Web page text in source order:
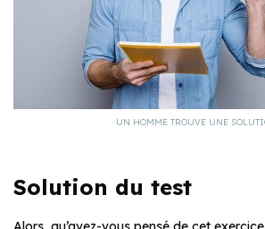
UN HOMME TROUVE UNE
Solution du test